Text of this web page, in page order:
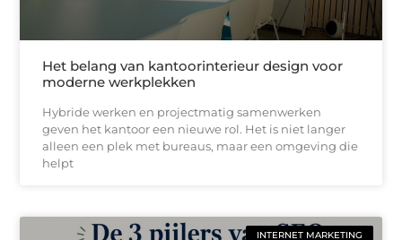
Het belang van kantoorinterieur design voor
moderne werkplekken
Hybride werken en projectmatig samenwerken
geven het kantoor een nieuwe rol. Het is niet langer
alleen een plek met bureaus, maar een omgeving die
helpt
INTERNET MARKETING